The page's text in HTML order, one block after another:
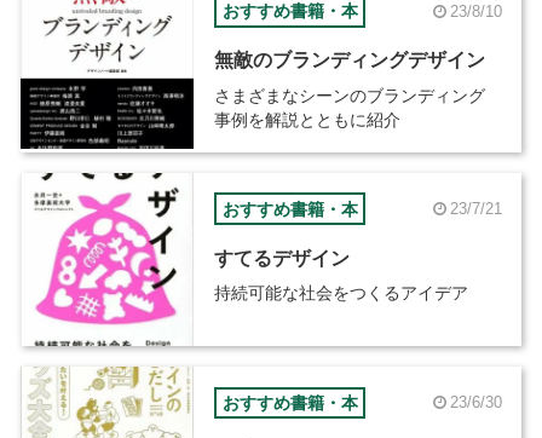
おすすめ書籍・本 23/8/10
無敵のブランディングデザイン
さまざまなシーンのブランディング
事例を解説とともに紹介
おすすめ書籍・本 23/7/21
すてるデザイン
持続可能な社会をつくるアイデア
おすすめ書籍・本 23/6/30